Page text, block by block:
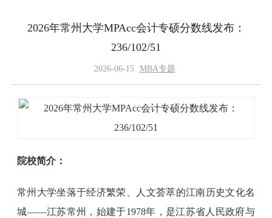
2026年常州大学MPAcc会计专硕分数线发布：
236/102/51
2026-06-15 MBA专题
院校简介：
常州大学坐落于经济繁荣、人文荟萃的江南历史文化名
城——江苏常州，始建于1978年，是江苏省人民政府与